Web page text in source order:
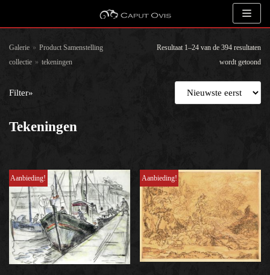
naar
Galerie » Product Samenstelling
collectie » tekeningen
Resultaat 1–24 van de 394 resultaten
wordt getoond
Filter»
Tekeningen
Aanbieding! Aanbieding!
Onderwerp
Een categorie selecteren